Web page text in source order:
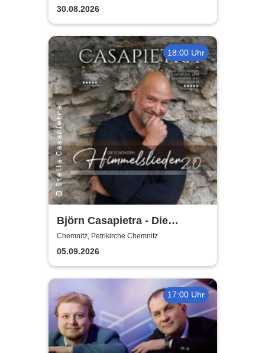
30.08.2026
18:00 Uhr
Björn Casapietra - Die
schönsten Himmelslieder 2.0
Chemnitz, Petrikirche Chemnitz
05.09.2026
17:00 Uhr